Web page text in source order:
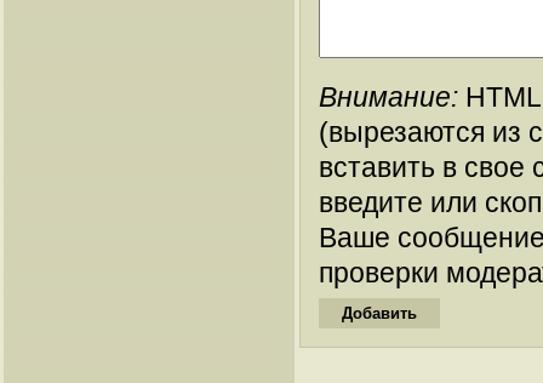
Внимание:
(вырезаются из
вставить в
введите или
Ваше
проверки